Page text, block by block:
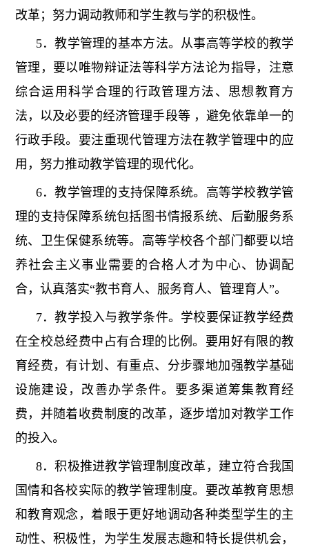
改革；努力调动教师和学生教与学的积极性。
5．教学管理的基本方法。从事高等学校的教学
管理，要以唯物辩证法等科学方法论为指导，注意
综合运用科学合理的行政管理方法、思想教育方
法，以及必要的经济管理手段等 ，避免依靠单一的
行政手段。要注重现代管理方法在教学管理中的应
用，努力推动教学管理的现代化。
6．教学管理的支持保障系统。高等学校教学管
理的支持保障系统包括图书情报系统、后勤服务系
统、卫生保健系统等。高等学校各个部门都要以培
养社会主义事业需要的合格人才为中心、协调配
合，认真落实“教书育人、服务育人、管理育人”。
7．教学投入与教学条件。学校要保证教学经费
在全校总经费中占有合理的比例。要用好有限的教
育经费，有计划、有重点、分步骤地加强教学基础
设施建设，改善办学条件。要多渠道筹集教育经
费，并随着收费制度的改革，逐步增加对教学工作
的投入。
8．积极推进教学管理制度改革，建立符合我国
国情和各校实际的教学管理制度。要改革教育思想
和教育观念，着眼于更好地调动各种类型学生的主
动性、积极性，为学生发展志趣和特长提供机会，